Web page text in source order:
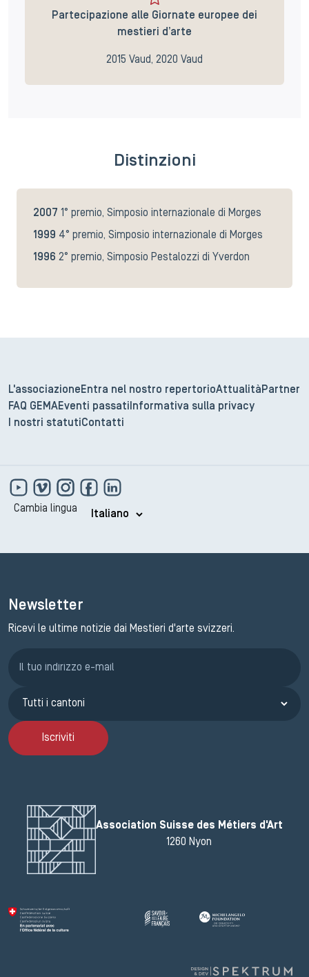
Partecipazione alle Giornate europee dei
mestieri d’arte
2015 Vaud, 2020 Vaud
Distinzioni
2007 1° premio, Simposio internazionale di Morges
1999 4° premio, Simposio internazionale di Morges
1996 2° premio, Simposio Pestalozzi di Yverdon
L'associazione Entra nel nostro repertorioAttualità Partner
FAQ GEMAEventi passati Informativa sulla privacy
I nostri statutiContatti
Cambia lingua
Newsletter
Ricevi le ultime notizie dai Mestieri d'arte svizzeri.
Iscriviti
Association Suisse des Métiers d'Art
1260 Nyon